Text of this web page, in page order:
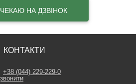
ЧЕКАЮ НА ДЗВІНОК
КОНТАКТИ
+38 (044) 229-229-0